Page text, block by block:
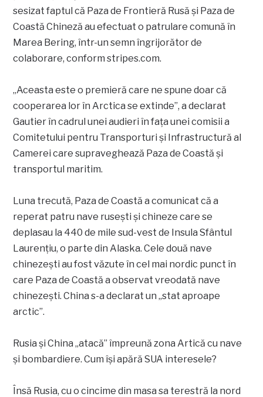
sesizat faptul că Paza de Frontieră Rusă și Paza de
Coastă Chineză au efectuat o patrulare comună în
Marea Bering, într-un semn îngrijorător de
colaborare, conform stripes.com.
„Aceasta este o premieră care ne spune doar că
cooperarea lor în Arctica se extinde”, a declarat
Gautier în cadrul unei audieri în fața unei comisii a
Comitetului pentru Transporturi și Infrastructură al
Camerei care supraveghează Paza de Coastă și
transportul maritim.
Luna trecută, Paza de Coastă a comunicat că a
reperat patru nave rusești și chineze care se
deplasau la 440 de mile sud-vest de Insula Sfântul
Laurențiu, o parte din Alaska. Cele două nave
chinezești au fost văzute în cel mai nordic punct în
care Paza de Coastă a observat vreodată nave
chinezești. China s-a declarat un „stat aproape
arctic”.
Rusia și China „atacă” împreună zona Artică cu nave
și bombardiere. Cum își apără SUA interesele?
Însă Rusia, cu o cincime din masa sa terestră la nord